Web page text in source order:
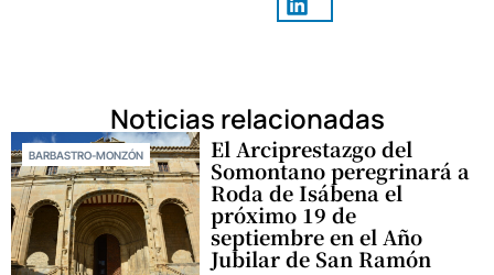
Noticias relacionadas
BARBASTRO-MONZÓN El Arciprestazgo del
Somontano peregrinará a
Roda de Isábena el
próximo 19 de
septiembre en el Año
Jubilar de San Ramón